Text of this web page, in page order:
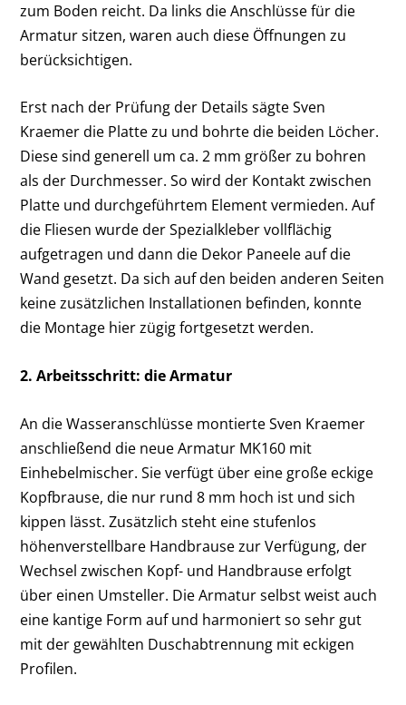
zum Boden reicht. Da links die Anschlüsse für die
Armatur sitzen, waren auch diese Öffnungen zu
berücksichtigen.
Erst nach der Prüfung der Details sägte Sven
Kraemer die Platte zu und bohrte die beiden Löcher.
Diese sind generell um ca. 2 mm größer zu bohren
als der Durchmesser. So wird der Kontakt zwischen
Platte und durchgeführtem Element vermieden. Auf
die Fliesen wurde der Spezialkleber vollflächig
aufgetragen und dann die Dekor Paneele auf die
Wand gesetzt. Da sich auf den beiden anderen Seiten
keine zusätzlichen Installationen befinden, konnte
die Montage hier zügig fortgesetzt werden.
2. Arbeitsschritt: die Armatur
An die Wasseranschlüsse montierte Sven Kraemer
anschließend die neue Armatur MK160 mit
Einhebelmischer. Sie verfügt über eine große eckige
Kopfbrause, die nur rund 8 mm hoch ist und sich
kippen lässt. Zusätzlich steht eine stufenlos
höhenverstellbare Handbrause zur Verfügung, der
Wechsel zwischen Kopf- und Handbrause erfolgt
über einen Umsteller. Die Armatur selbst weist auch
eine kantige Form auf und harmoniert so sehr gut
mit der gewählten Duschabtrennung mit eckigen
Profilen.